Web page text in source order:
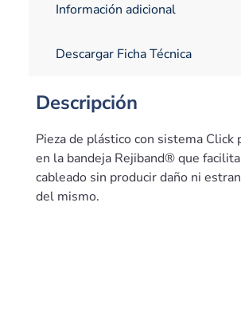
Información adicional
Descargar Ficha Técnica
Descripción
Pieza de plástico con sistema Click
en la bandeja Rejiband® que
cableado sin producir daño ni
del mismo.